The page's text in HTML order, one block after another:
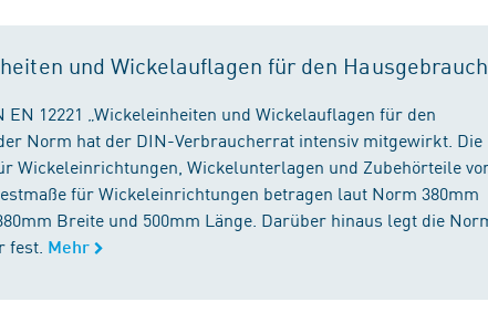
und Wickelauflagen für den
12221 „Wickeleinheiten und Wickelauflagen für den
Norm hat der DIN-Verbraucherrat intensiv mitgewirkt. Die
Wickelunterlagen und Zubehörteile
für Wickeleinrichtungen betragen laut Norm 380mm
Breite und 500mm Länge. Darüber hinaus legt die
fest. Mehr